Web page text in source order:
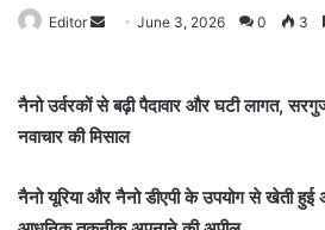
Editor
d
a
e
m
June 3, 2026 0 3
नैनो उर्वरकों से बढ़ी पैदावार और घटी लागत,
नवाचार की मिसाल
नैनो यूरिया और नैनो डीएपी के उपयोग से खेती हुई